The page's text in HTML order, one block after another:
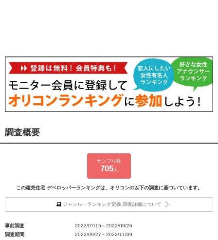
調査概要
サンプル数
705人
この建売住宅 デベロッパーランキングは、オリコンの以下の調査に基づいています。
ジャンル・ランキング定義 調査詳細について
事前調査
2022/07/15～2022/09/26
調査期間
2022/09/27～2022/11/09